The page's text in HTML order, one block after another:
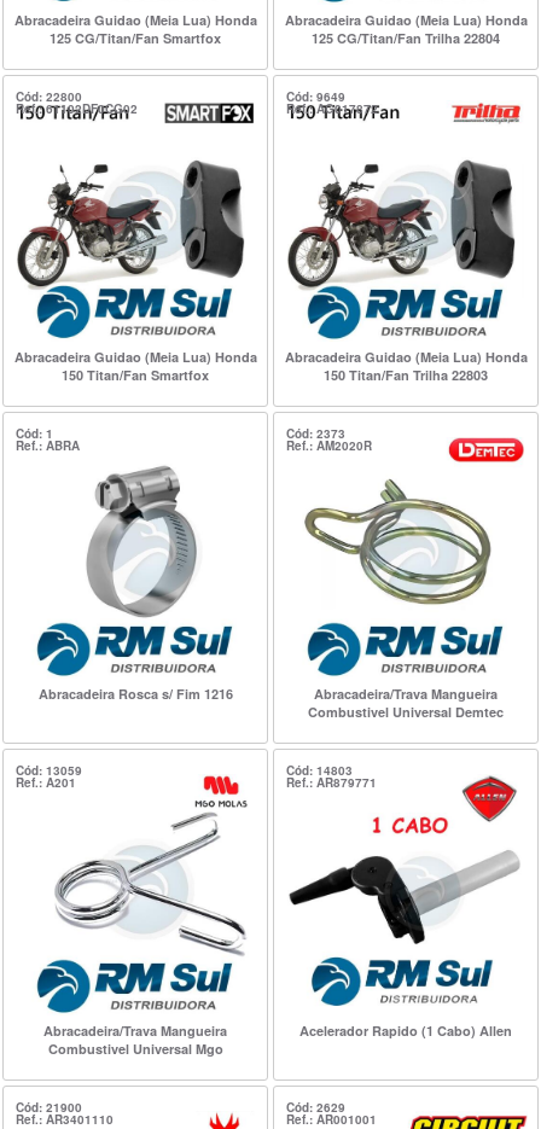
Abracadeira Guidao (Meia Lua) Honda
125 CG/Titan/Fan Smartfox
Abracadeira Guidao (Meia Lua) Honda
125 CG/Titan/Fan Trilha 22804
Cód: 22800
Ref.: 61102DF0CG02
Abracadeira Guidao (Meia Lua) Honda
150 Titan/Fan Smartfox
Cód: 9649
Ref.: AG017872
Abracadeira Guidao (Meia Lua) Honda
150 Titan/Fan Trilha 22803
Cód: 1
Ref.: ABRA
Abracadeira Rosca s/ Fim 1216
Cód: 2373
Ref.: AM2020R
Abracadeira/Trava Mangueira
Combustivel Universal Demtec
Cód: 13059
Ref.: A201
Abracadeira/Trava Mangueira
Combustivel Universal Mgo
Cód: 14803
Ref.: AR879771
Acelerador Rapido (1 Cabo) Allen
Cód: 21900
Ref.: AR3401110
Cód: 2629
Ref.: AR001001